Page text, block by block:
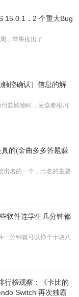
15.0.1，2 个重大Bug
，苹果推出了
控确认）信息的解
款购物时，应该都很习
的(金曲多多答题赚
出名的一个，出名的主要
软件连学生几分钟都
一分钟就可以挣个十块八
行榜观察：《卡比的
Switch 再次独霸